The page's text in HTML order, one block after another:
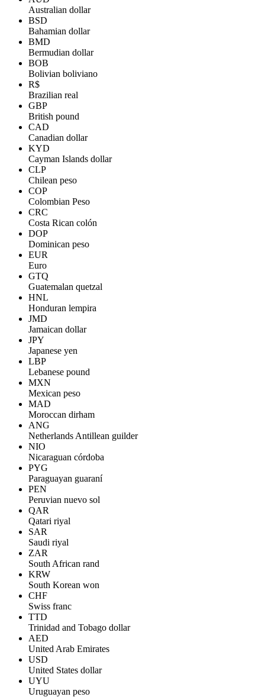
Australian dollar
BSD
Bahamian dollar
BMD
Bermudian dollar
BOB
Bolivian boliviano
R$
Brazilian real
GBP
British pound
CAD
Canadian dollar
KYD
Cayman Islands dollar
CLP
Chilean peso
COP
Colombian Peso
CRC
Costa Rican colón
DOP
Dominican peso
EUR
Euro
GTQ
Guatemalan quetzal
HNL
Honduran lempira
JMD
Jamaican dollar
JPY
Japanese yen
LBP
Lebanese pound
MXN
Mexican peso
MAD
Moroccan dirham
ANG
Netherlands Antillean guilder
NIO
Nicaraguan córdoba
PYG
Paraguayan guaraní
PEN
Peruvian nuevo sol
QAR
Qatari riyal
SAR
Saudi riyal
ZAR
South African rand
KRW
South Korean won
CHF
Swiss franc
TTD
Trinidad and Tobago dollar
AED
United Arab Emirates
USD
United States dollar
UYU
Uruguayan peso